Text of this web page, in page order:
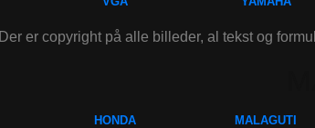
Der er copyright på alle billeder, al tekst og
HONDA
MALAGUTI